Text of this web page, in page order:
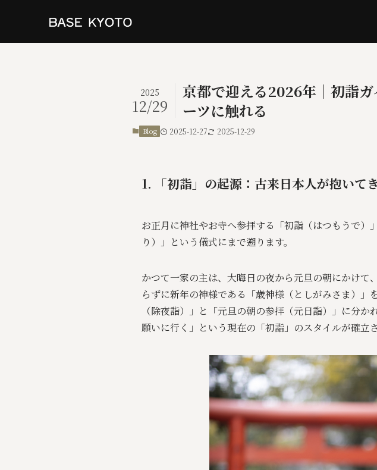
京都で迎える2026年｜初詣
ーツに触れる
2025
12/29
Blog 2025-12-27 2025-12-29
1. 「初詣」の起源：古来日本人が抱いて
お正月に神社やお寺へ参拝する「初詣（はつもうで）
り）」という儀式にまで遡ります。
かつて一家の主は、大晦日の夜から元旦の朝にかけ
らずに新年の神様である「歳神様（としがみさま）
（除夜詣）」と「元旦の朝の参拝（元日詣）」に分
願いに行く」という現在の「初詣」のスタイルが確立